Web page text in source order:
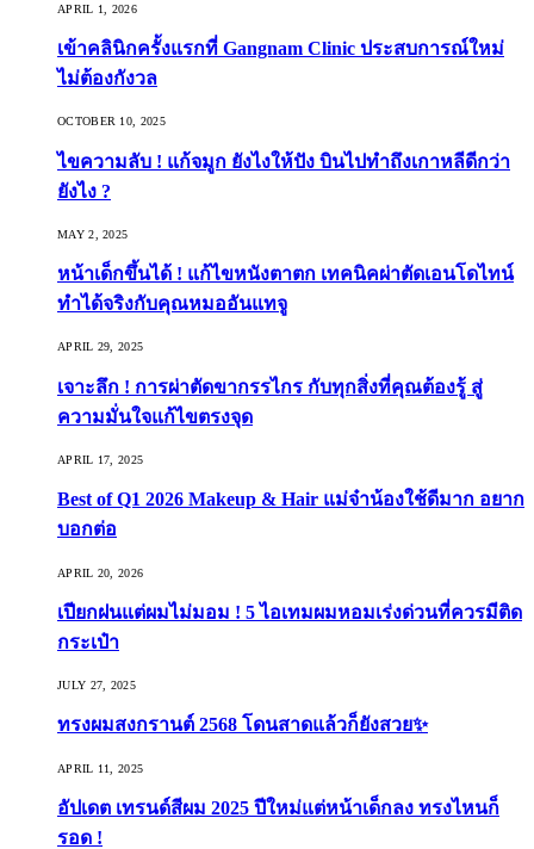
APRIL 1, 2026
เข้าคลินิกครั้งแรกที่ Gangnam Clinic ประสบการณ์ใหม่
ไม่ต้องกังวล
OCTOBER 10, 2025
ไขความลับ ! แก้จมูก ยังไงให้ปัง บินไปทำถึงเกาหลีดีกว่า
ยังไง ?
MAY 2, 2025
หน้าเด็กขึ้นได้ ! แก้ไขหนังตาตก เทคนิคผ่าตัดเอนโดไทน์
ทำได้จริงกับคุณหมออันแทจู
APRIL 29, 2025
เจาะลึก ! การผ่าตัดขากรรไกร กับทุกสิ่งที่คุณต้องรู้ สู่
ความมั่นใจแก้ไขตรงจุด
APRIL 17, 2025
Best of Q1 2026 Makeup & Hair แม่จ๋าน้องใช้ดีมาก อยาก
บอกต่อ
APRIL 20, 2026
เปียกฝนแต่ผมไม่มอม ! 5 ไอเทมผมหอมเร่งด่วนที่ควรมีติด
กระเป๋า
JULY 27, 2025
ทรงผมสงกรานต์ 2568 โดนสาดแล้วก็ยังสวย✨
APRIL 11, 2025
อัปเดต เทรนด์สีผม 2025 ปีใหม่แต่หน้าเด็กลง ทรงไหนก็
รอด !